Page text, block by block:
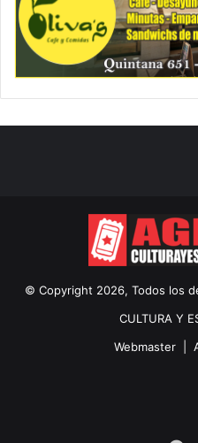
© Copyright 2026, Todos los
CULTURA Y
Webmaster |